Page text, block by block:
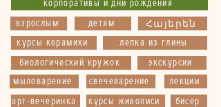
корпоративы и дни рождения
детям
взрослым Հայերեն
мыловарение свечеварение
арт-вечеринка бисер
экскурсии
лепка из глины
курсы живописи
лекции
биологический кружок
курсы керамики